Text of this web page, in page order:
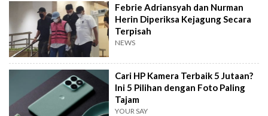
Febrie Adriansyah dan Nurman
Herin Diperiksa Kejagung Secara
Terpisah
NEWS
Cari HP Kamera Terbaik 5 Jutaan?
Ini 5 Pilihan dengan Foto Paling
Tajam
YOUR SAY